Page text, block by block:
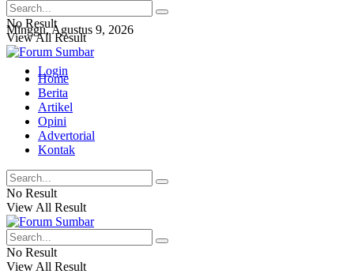
Minggu, Agustus 9, 2026
Login
No Result
View All Result
Home
Berita
Artikel
Opini
Advertorial
Kontak
No Result
View All Result
No Result
View All Result